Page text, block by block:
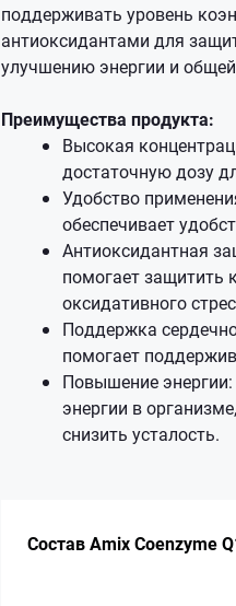
поддерживать уровень
антиоксидантами для
улучшению энергии и
Преимущества продукта:
Высокая
достаточную дозу
Удобство
обеспечивает
Антиоксидантная
помогает защитить
оксидативного
Поддержка
помогает
Повышение
энергии в
снизить усталость.
Состав Amix Coenzyme